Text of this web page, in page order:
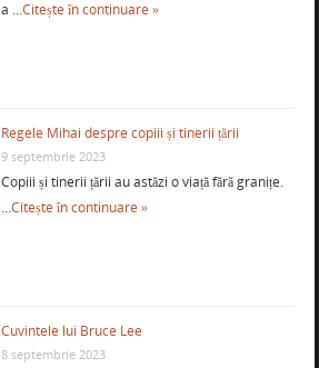
a …Citește în continuare »
Regele Mihai despre copiii și tinerii țării
9 septembrie 2023
Copiii și tinerii țării au astăzi o viață fără granițe.
…Citește în continuare »
Cuvintele lui Bruce Lee
8 septembrie 2023